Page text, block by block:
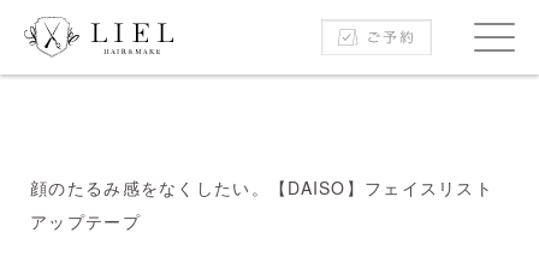
顔のたるみ感をなくしたい。【DAISO】フェイスリスト
アップテープ